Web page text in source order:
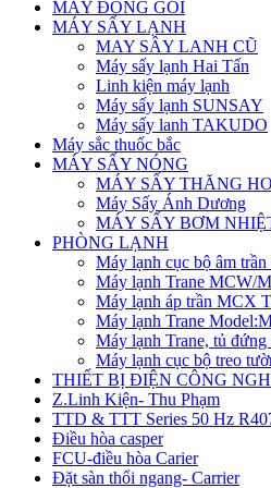
MÁY ĐÓNG GÓI
MÁY SẤY LẠNH
MAY SÂY LANH CŨ
Máy sấy lạnh Hai Tấn
Linh kiện máy lạnh
Máy sấy lạnh SUNSAY
Máy sấy lanh TAKUDO
Máy sắc thuốc bắc
MÁY SẤY NÓNG
MÁY SẤY THĂNG
Máy Sấy Ánh Dương
MÁY SẤY BƠM
PHÒNG LẠNH
Máy lạnh cục bộ âm
Máy lạnh Trane MCW/
Máy lạnh áp trần MCX
Máy lạnh Trane
Máy lạnh Trane, tủ
Máy lạnh cục bộ treo
THIẾT BỊ ĐIỆN CÔNG
Z.Linh Kiện- Thu Phạm
TTD & TTT Series 50 Hz
Điều hòa casper
FCU-điều hòa Carier
Đặt sàn thổi ngang- Carrier